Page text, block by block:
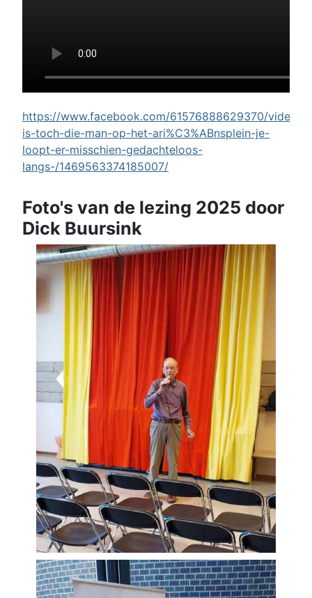
https://www.facebook.com/61576888629370/videos/
is-toch-die-man-op-het-ari%C3%ABnsplein-je-
loopt-er-misschien-gedachteloos-
langs-/1469563374185007/
Foto's van de lezing 2025 door
Dick Buursink